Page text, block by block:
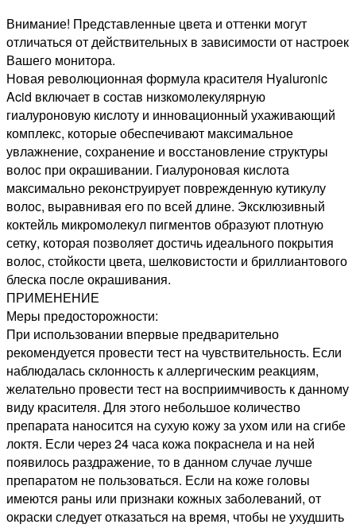
ДЛЯ
ВОЛОС
СВЕТЛЫЙ
КОРИЧНЕВЫЙ
ШОКОЛАДНО-
ПЕПЕЛЬНЫЙ,
100мл
Внимание! Представленные цвета и оттенки могут
отличаться от действительных в зависимости от настроек
Вашего монитора.
Новая революционная формула красителя Hyaluronic
Acid включает в состав низкомолекулярную
гиалуроновую кислоту и инновационный ухаживающий
комплекс, которые обеспечивают максимальное
увлажнение, сохранение и восстановление структуры
волос при окрашивании. Гиалуроновая кислота
максимально реконструирует поврежденную кутикулу
волос, выравнивая его по всей длине. Эксклюзивный
коктейль микромолекул пигментов образуют плотную
сетку, которая позволяет достичь идеального покрытия
волос, стойкости цвета, шелковистости и бриллиантового
блеска после окрашивания.
ПРИМЕНЕНИЕ
Меры предосторожности:
При использовании впервые предварительно
рекомендуется провести тест на чувствительность. Если
наблюдалась склонность к аллергическим реакциям,
желательно провести тест на восприимчивость к данному
виду красителя. Для этого небольшое количество
препарата наносится на сухую кожу за ухом или на сгибе
локтя. Если через 24 часа кожа покраснела и на ней
появилось раздражение, то в данном случае лучше
препаратом не пользоваться. Если на коже головы
имеются раны или признаки кожных заболеваний, от
окраски следует отказаться на время, чтобы не ухудшить